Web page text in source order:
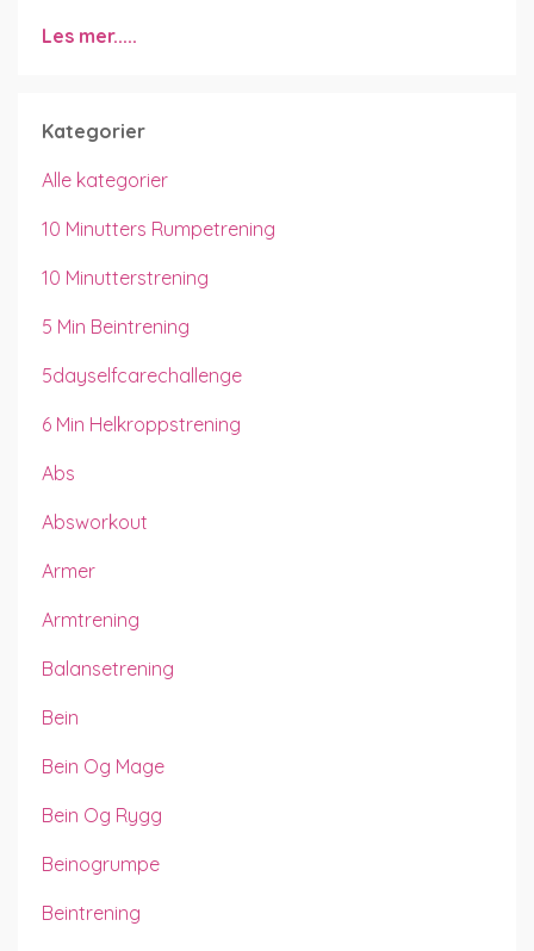
Les mer.....
Kategorier
Alle kategorier
10 Minutters Rumpetrening
10 Minutterstrening
5 Min Beintrening
5dayselfcarechallenge
6 Min Helkroppstrening
Abs
Absworkout
Armer
Armtrening
Balansetrening
Bein
Bein Og Mage
Bein Og Rygg
Beinogrumpe
Beintrening